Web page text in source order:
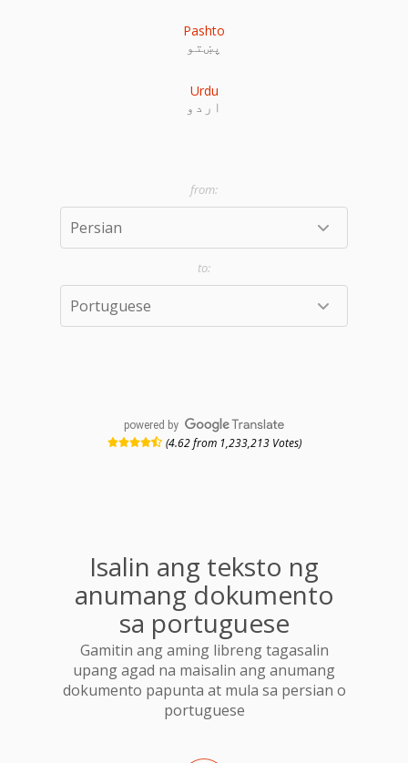
Pashto
پښتو
Urdu
اردو
powered by
(4.62 from 1,233,213 Votes)
Isalin ang teksto ng
anumang dokumento
sa portuguese
Gamitin ang aming libreng tagasalin
upang agad na maisalin ang anumang
dokumento papunta at mula sa persian o
portuguese